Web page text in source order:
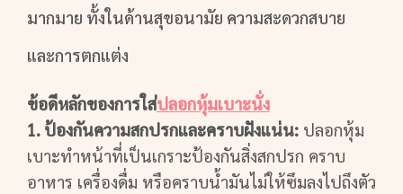
มากมาย ทั้งในด้านสุขอนามัย ความสะดวกสบาย
และการตกแต่ง
ข้อดีหลักของการใส่ปลอกหุ้มเบาะนั่ง
1. ป้องกันความสกปรกและคราบฝังแน่น: ปลอกหุ้ม
เบาะทำหน้าที่เป็นเกราะป้องกันสิ่งสกปรก คราบ
อาหาร เครื่องดื่ม หรือคราบน้ำมันไม่ให้ซึมลงไปถึงตัว